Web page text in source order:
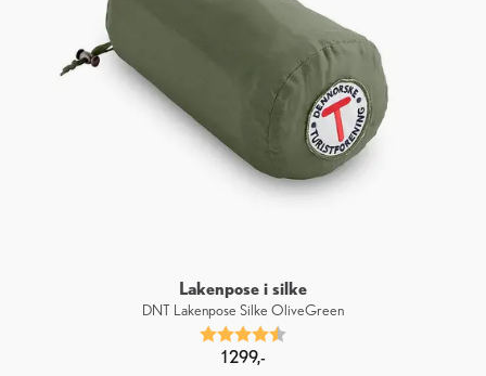
Lakenpose i silke
DNT Lakenpose Silke OliveGreen
Karakter:
1 299,-